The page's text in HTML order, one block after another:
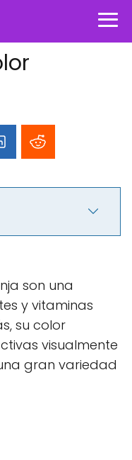
son una
y vitaminas
su color
visualmente
gran variedad